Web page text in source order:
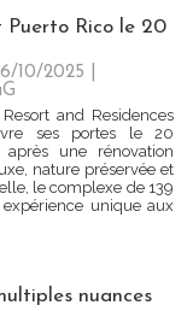
Puerto Rico le 20
10/2025
and Residences
ses portes le 20
après une rénovation
nature préservée et
le complexe de 139
unique aux
nuances